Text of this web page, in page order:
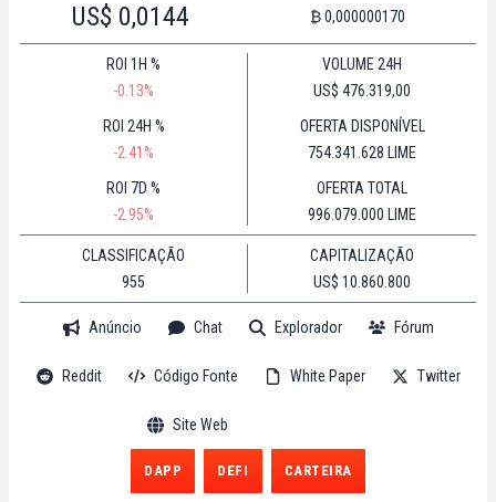
US$ 0,0144
₿ 0,000000170
ROI 1H %
-0.13%
ROI 24H %
-2.41%
ROI 7D %
-2.95%
VOLUME 24H
US$ 476.319,00
OFERTA DISPONÍVEL
754.341.628 LIME
OFERTA TOTAL
996.079.000 LIME
CLASSIFICAÇÃO
955
CAPITALIZAÇÃO
US$ 10.860.800
Anúncio Chat Explorador Fórum
Reddit Código Fonte White Paper Twitter
Site Web
DAPP DEFI CARTEIRA